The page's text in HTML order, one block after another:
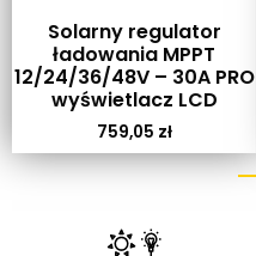
Solarny regulator
ładowania MPPT
12/24/36/48V – 30A PRO
wyświetlacz LCD
759,05 zł